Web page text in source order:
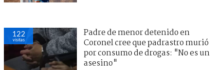
122
visitas
Padre de menor detenido en
Coronel cree que padrastro murió
por consumo de drogas: "No es un
asesino"